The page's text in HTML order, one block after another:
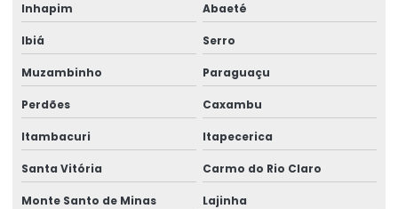
Perícia de insalubridade
Perícia insalubridade local de trabalho
Perícia de insalubridade e periculosidade
Perícia judicial e assistência técnica
Inhapim Abaeté
Ibiá Serro
Muzambinho Paraguaçu
Perdões Caxambu
Itambacuri Itapecerica
Santa Vitória Carmo do Rio Claro
Monte Santo de Minas Lajinha